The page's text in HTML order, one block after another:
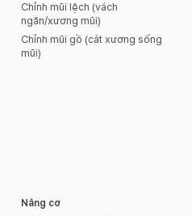
Chỉnh mũi lệch (vách
ngăn/xương mũi)
Chỉnh mũi gồ (cắt xương sống
mũi)
Nâng cơ